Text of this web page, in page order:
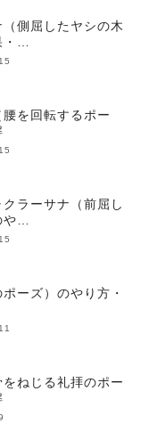
側屈したヤシの木
・…
を回転するポー
ラーサナ（前屈し
や…
ーズ）のやり方・
ねじる礼拝のポー